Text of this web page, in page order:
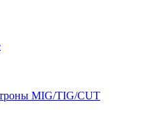
MIG/TIG/CUT